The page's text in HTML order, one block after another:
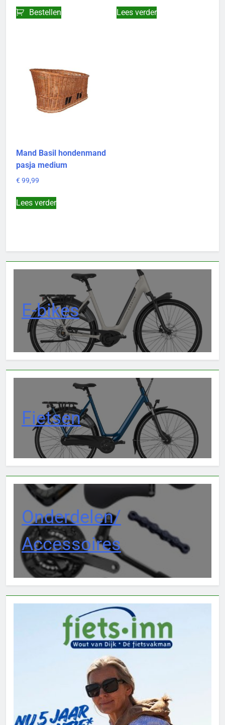
Bestellen Lees verder
Mand Basil hondenmand
pasja medium
€ 99,99
Lees verder
E-bikes
Fietsen
Onderdelen/
Accessoires